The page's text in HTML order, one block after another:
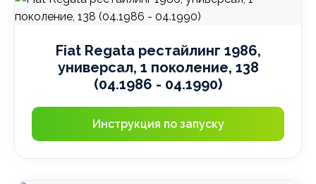
Fiat Regata рестайлинг 1986,
универсал, 1 поколение, 138
(04.1986 - 04.1990)
Инструкция по запуску